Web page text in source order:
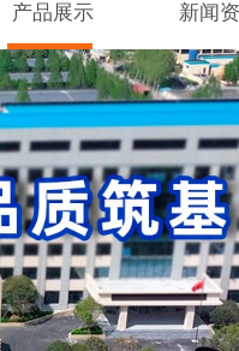
产品展示 新闻